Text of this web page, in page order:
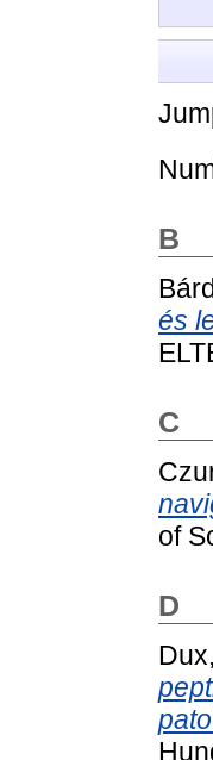
B
és
C
of
D